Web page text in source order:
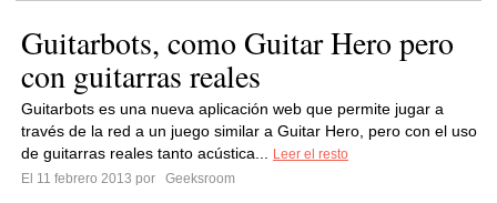
Guitarbots, como Guitar Hero pero
con guitarras reales
Guitarbots es una nueva aplicación web que permite jugar a
través de la red a un juego similar a Guitar Hero, pero con el uso
de guitarras reales tanto acústica...
Leer el resto
El 11 febrero 2013 por
Geeksroom